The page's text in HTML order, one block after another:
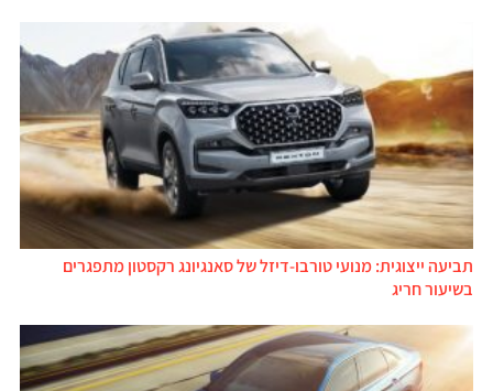
תביעה ייצוגית: מנועי טורבו-דיזל של סאנגיונג רקסטון מתפגרים
בשיעור חריג